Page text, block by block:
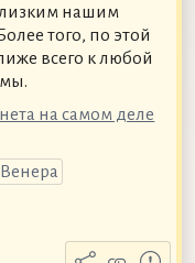
нашим
того, по этой
всего к любой
на самом деле